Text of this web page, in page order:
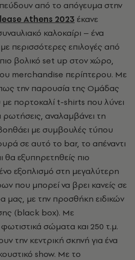
από το απόγευμα στην
Athens 2023 έκανε
καλοκαίρι – ένα
περισσότερες επιλογές από
βολικό set up στον χώρο,
merchandise περίπτερου. Με
την παρουσία της Ομάδας
πορτοκαλίt-shirts που λύνει
ρωτήσεις, αναλαμβάνει τη
με συμβουλές τύπου
σε αυτό το bar, το απέναντι
θα εξυπηρετηθείς πιο
εξοπλισμό στη μεγαλύτερη
που μπορεί να βρει κανείς σε
μας, με την προσθήκη ειδικών
(black box). Με
σώματα και 250 τ.μ.
την κεντρική σκηνή για ένα
show. Με το